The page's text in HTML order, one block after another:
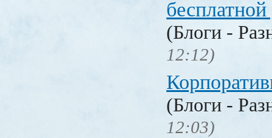
(Блоги -
12:12)
(Блоги -
12:03)